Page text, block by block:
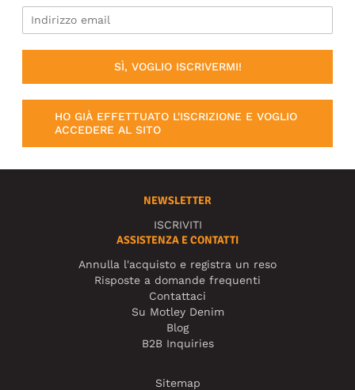
SÌ, VOGLIO ISCRIVERMI!
HO GIÀ EFFETTUATO L'ISCRIZIONE E VOGLIO
ACCEDERE AL SITO
NEWSLETTER
ISCRIVITI
ASSISTENZA E CONTATTI
Annulla l'acquisto e registra un reso
Risposte a domande frequenti
Contattaci
Su Motley Denim
Blog
B2B Inquiries
Sitemap